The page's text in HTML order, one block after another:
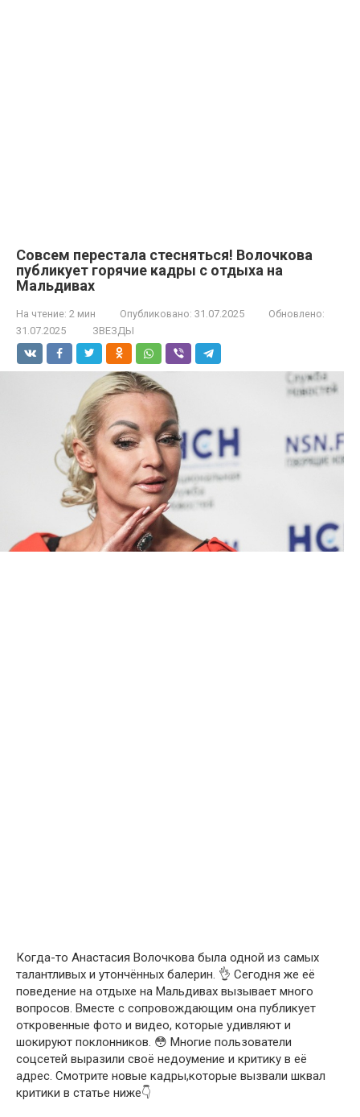
Совсем перестала стесняться! Волочкова
публикует горячие кадры с отдыха на
Мальдивах
На чтение: 2 мин Опубликовано: 31.07.2025
Обновлено:
31.07.2025
ЗВЕЗДЫ
Когда-то Анастасия Волочкова была одной из самых
талантливых и утончённых балерин. 👌 Сегодня же её
поведение на отдыхе на Мальдивах вызывает много
вопросов. Вместе с сопровождающим она публикует
откровенные фото и видео, которые удивляют и
шокируют поклонников. 😳 Многие пользователи
соцсетей выразили своё недоумение и критику в её
адрес. Смотрите новые кадры,которые вызвали шквал
критики в статье ниже👇